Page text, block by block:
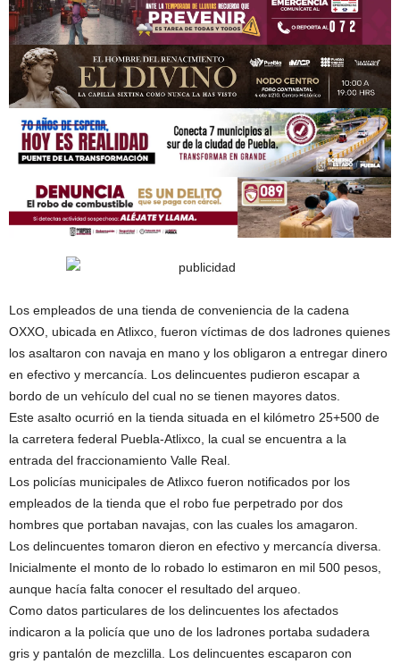
Los empleados de una tienda de conveniencia de la cadena
OXXO, ubicada en Atlixco, fueron víctimas de dos ladrones quienes
los asaltaron con navaja en mano y los obligaron a entregar dinero
en efectivo y mercancía. Los delincuentes pudieron escapar a
bordo de un vehículo del cual no se tienen mayores datos.
Este asalto ocurrió en la tienda situada en el kilómetro 25+500 de
la carretera federal Puebla-Atlixco, la cual se encuentra a la
entrada del fraccionamiento Valle Real.
Los policías municipales de Atlixco fueron notificados por los
empleados de la tienda que el robo fue perpetrado por dos
hombres que portaban navajas, con las cuales los amagaron.
Los delincuentes tomaron dieron en efectivo y mercancía diversa.
Inicialmente el monto de lo robado lo estimaron en mil 500 pesos,
aunque hacía falta conocer el resultado del arqueo.
Como datos particulares de los delincuentes los afectados
indicaron a la policía que uno de los ladrones portaba sudadera
gris y pantalón de mezclilla. Los delincuentes escaparon con